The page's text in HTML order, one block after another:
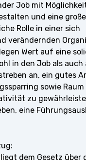
Job mit
und eine große
Rolle in einer sich
verändernden
Wert auf eine
in den Job als auch
an, ein gutes
sowie
zu
eine
dem Gesetz über